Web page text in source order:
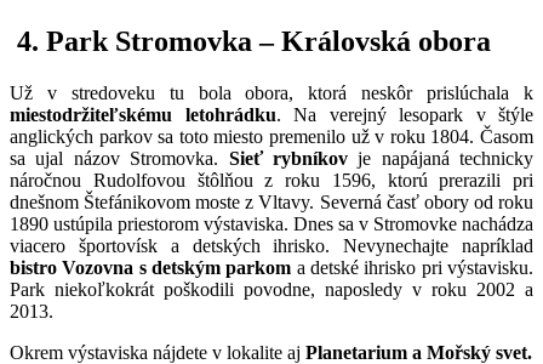
4. Park Stromovka – Královská obora
Už v stredoveku tu bola obora, ktorá neskôr prislúchala k
miestodržiteľskému letohrádku. Na verejný lesopark v štýle
anglických parkov sa toto miesto premenilo už v roku 1804. Časom
sa ujal názov Stromovka. Sieť rybníkovje napájaná technicky
náročnou Rudolfovou štôlňou z roku 1596, ktorú prerazili pri
dnešnom Štefánikovom moste z Vltavy. Severná časť obory od roku
1890 ustúpila priestorom výstaviska. Dnes sa v Stromovke nachádza
viacero športovísk a detských ihrisko. Nevynechajte napríklad
bistro Vozovna s detským parkom a detské ihrisko pri výstavisku.
Park niekoľkokrát poškodili povodne, naposledy v roku 2002 a
2013.
Okrem výstaviska nájdete v lokalite aj Planetarium a Mořský svet.